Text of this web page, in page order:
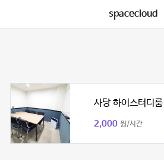
spacecloud
사당 하이스터디룸
2,000 원/시간